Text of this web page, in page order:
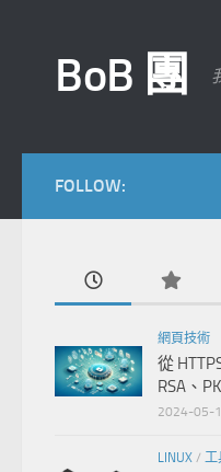
BoB 團
FOLLOW:
網頁技術
從
RSA、
2024-05-
LINUX / 工